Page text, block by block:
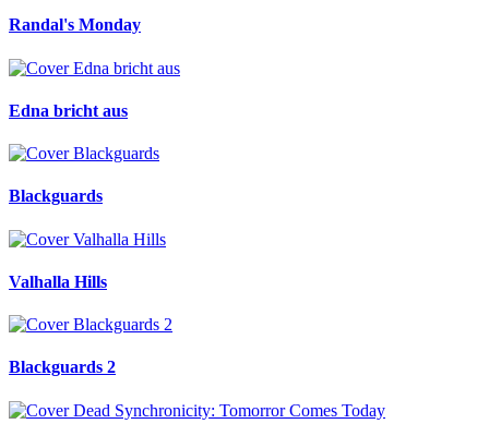
Randal's Monday
Edna bricht aus
Blackguards
Valhalla Hills
Blackguards 2